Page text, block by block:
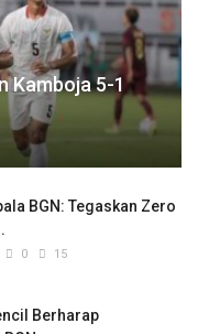
Kamboja 5-1
BGN: Tegaskan Zero
0 15
Berharap